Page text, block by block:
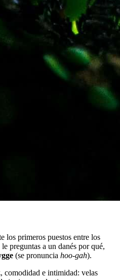
los primeros puestos entre los
preguntas a un danés por qué,
(se pronuncia hoo-gah).
comodidad e intimidad: velas